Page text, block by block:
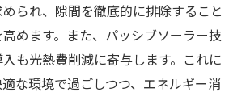
られ、隙間を徹底的に排除すること
めます。また、パッシブソーラー技
も光熱費削減に寄与します。これに
な環境で過ごしつつ、エネルギー消